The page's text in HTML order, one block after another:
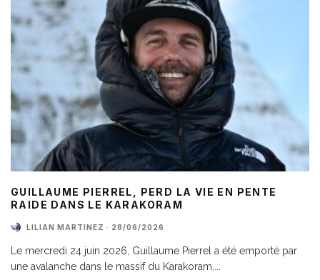
GUILLAUME PIERREL, PERD LA VIE EN PENTE
RAIDE DANS LE KARAKORAM
LILIAN MARTINEZ · 28/06/2026
Le mercredi 24 juin 2026, Guillaume Pierrel a été emporté par
une avalanche dans le massif du Karakoram,...